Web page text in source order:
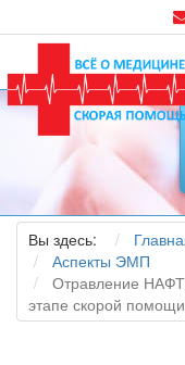
Вы здесь:
Аспекты ЭМП
Отравление
этапе скорой